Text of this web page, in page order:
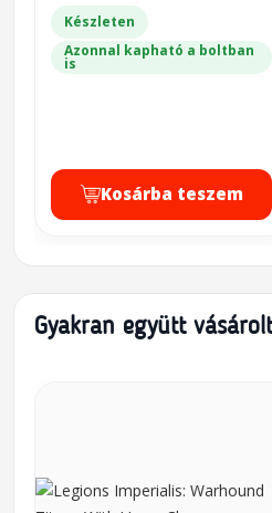
Készleten
Azonnal kapható a boltban
is
Kosárba teszem
Gyakran együtt